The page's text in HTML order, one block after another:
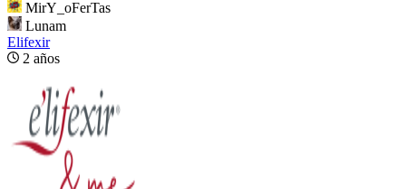
MirY_oFerTas
Lunam
Elifexir
2 años